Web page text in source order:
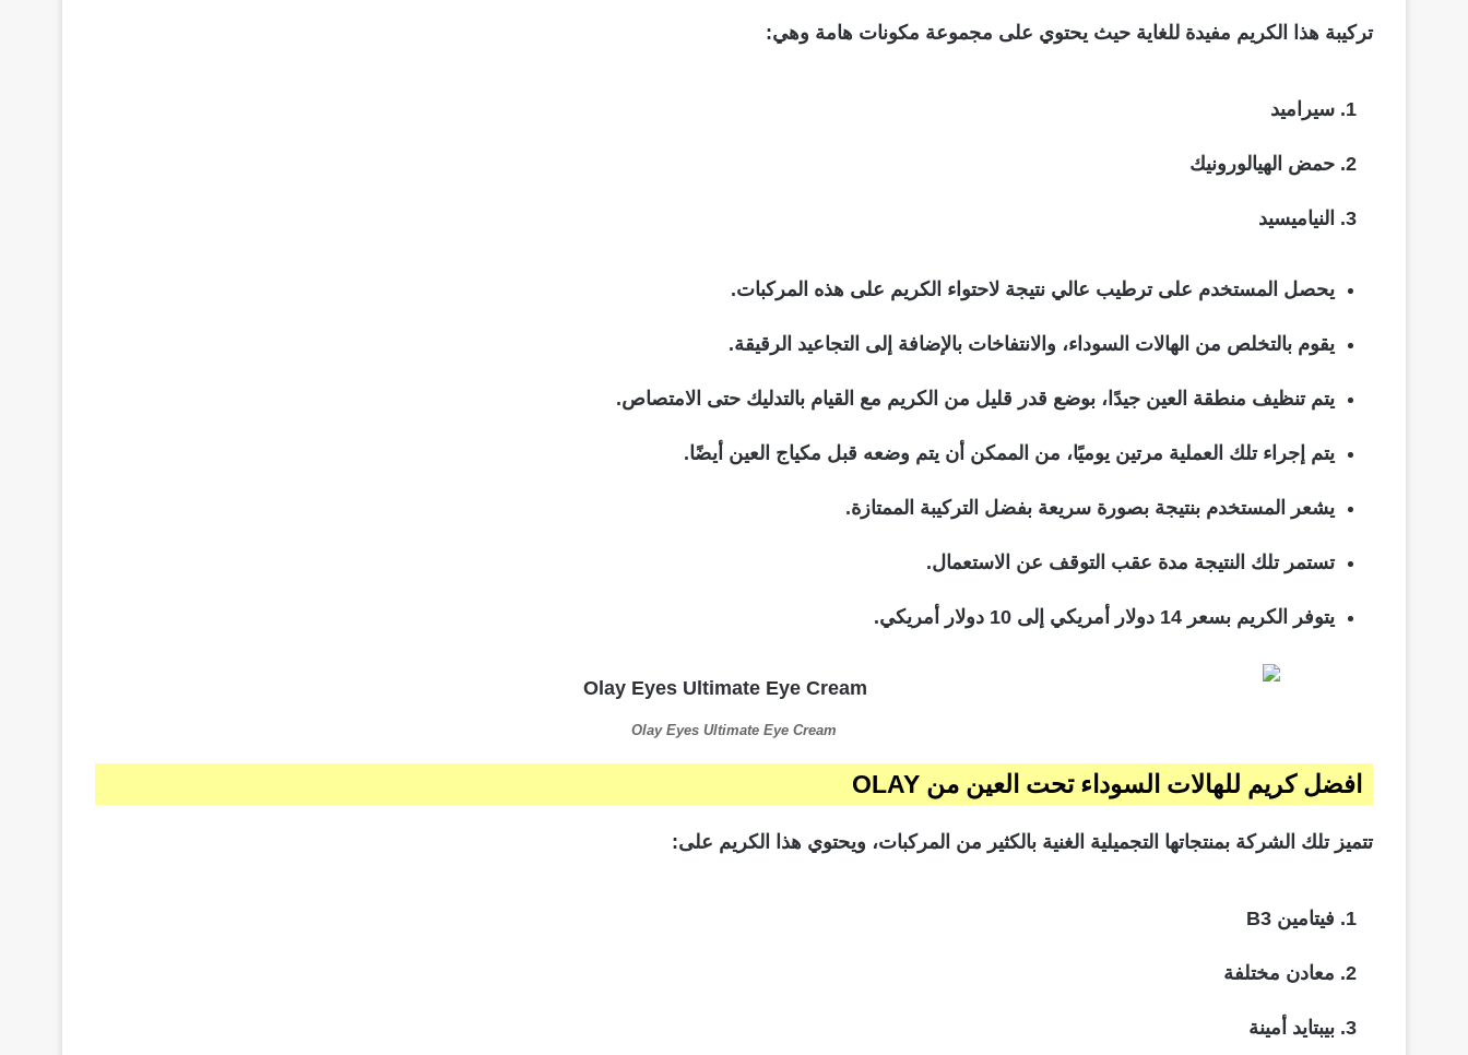
تركيبة هذا الكريم مفيدة للغاية حيث يحتوي على مجموعة مكونات هامة وهي:
سيراميد
حمض الهيالورونيك
النياميسيد
يحصل المستخدم على ترطيب عالي نتيجة لاحتواء الكريم على هذه المركبات.
يقوم بالتخلص من الهالات السوداء، والانتفاخات بالإضافة إلى التجاعيد الرقيقة.
يتم تنظيف منطقة العين جيدًا، بوضع قدر قليل من الكريم مع القيام بالتدليك حتى الامتصاص.
يتم إجراء تلك العملية مرتين يوميًا، من الممكن أن يتم وضعه قبل مكياج العين أيضًا.
يشعر المستخدم بنتيجة بصورة سريعة بفضل التركيبة الممتازة.
تستمر تلك النتيجة مدة عقب التوقف عن الاستعمال.
يتوفر الكريم بسعر 14 دولار أمريكي إلى 10 دولار أمريكي.
Olay Eyes Ultimate Eye Cream
افضل كريم للهالات السوداء تحت العين من OLAY
تتميز تلك الشركة بمنتجاتها التجميلية الغنية بالكثير من المركبات، ويحتوي هذا الكريم على:
فيتامين B3
معادن مختلفة
بيبتايد أمينة